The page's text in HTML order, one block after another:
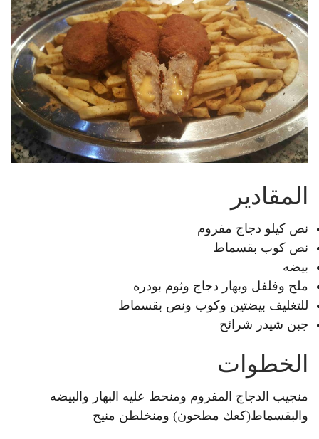
المقادير
نص كيلو دجاج مفروم
نص كوب بقسماط
بيضه
ملح وفلفل وبهار دجاج وثوم بودره
للتغليف بيضتين وكوب ونص بقسماط
جبن شيدر شرائح
الخطوات
منجيب الدجاج المفروم ومنحط عليه البهار والبيضه
والبقسماط(كعك مطحون) ومنخلطن منيح